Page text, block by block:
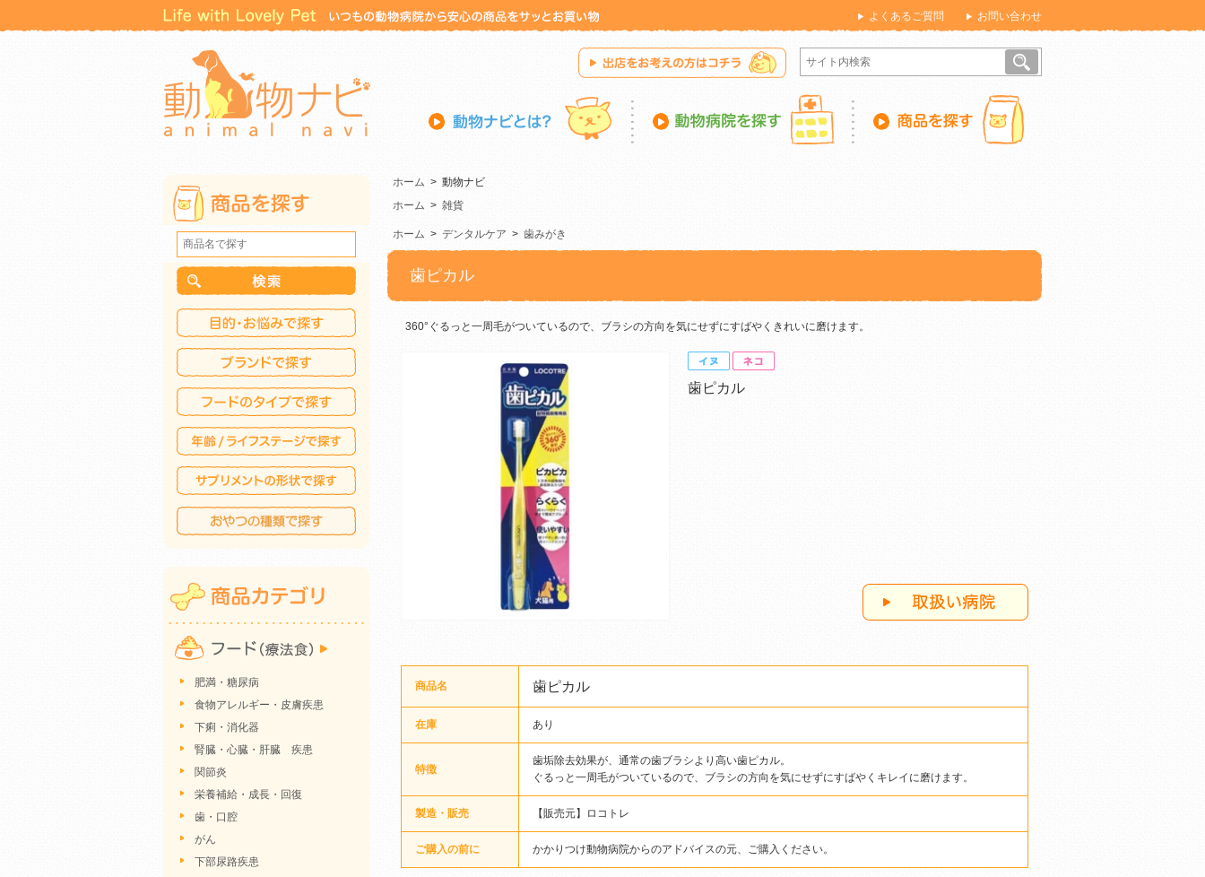
よくあるご質問 お問い合わせ
ホーム > 動物ナビ
ホーム > 雑貨
ホーム > デンタルケア > 歯みがき
歯ピカル
360°ぐるっと一周毛がついているので、ブラシの方向を気にせずにすばやくきれいに磨けます。
歯ピカル
商品名 歯ピカル
在庫 あり
特徴
歯垢除去効果が、通常の歯ブラシより高い歯ピカル。
ぐるっと一周毛がついているので、ブラシの方向を気にせずにすばやくキレイに磨けます。
製造・販売 【販売元】ロコトレ
ご購入の前に かかりつけ動物病院からのアドバイスの元、ご購入ください。
肥満・糖尿病
食物アレルギー・皮膚疾患
下痢・消化器
腎臓・心臓・肝臓 疾患
関節炎
栄養補給・成長・回復
歯・口腔
がん
下部尿路疾患